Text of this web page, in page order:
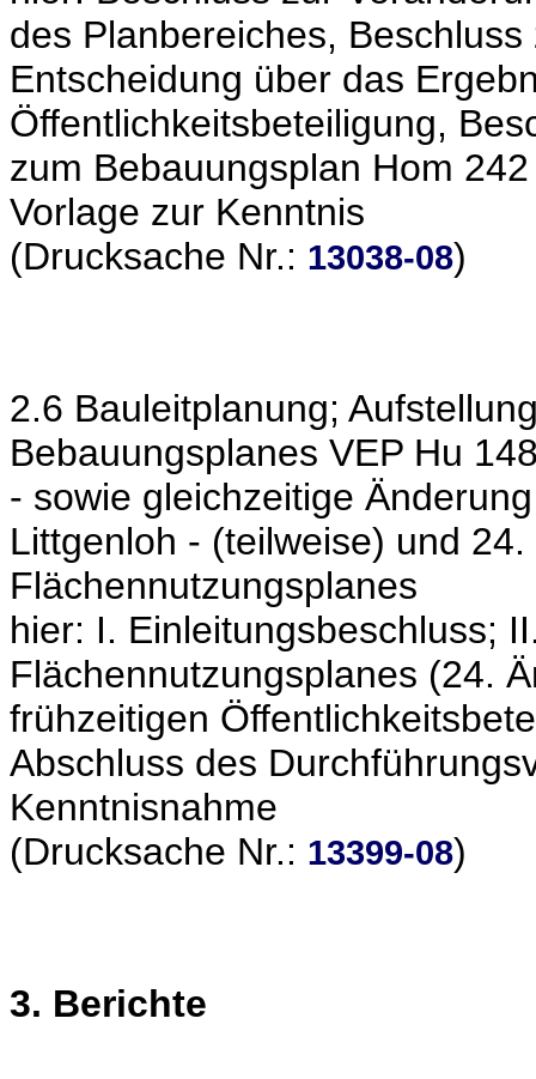
des Planbereiches,
Entscheidung über das
Öffentlichkeitsbeteiligung,
zum Bebauungsplan Hom
Vorlage zur Kenntnis
(Drucksache Nr.: 13038-08)
2.6 Bauleitplanung;
Bebauungsplanes VEP Hu
- sowie gleichzeitige
Littgenloh - (teilweise) und
Flächennutzungsplanes
hier: I. Einleitungsbeschluss;
Flächennutzungsplanes (24.
frühzeitigen
Abschluss des
Kenntnisnahme
(Drucksache Nr.: 13399-08)
3. Berichte